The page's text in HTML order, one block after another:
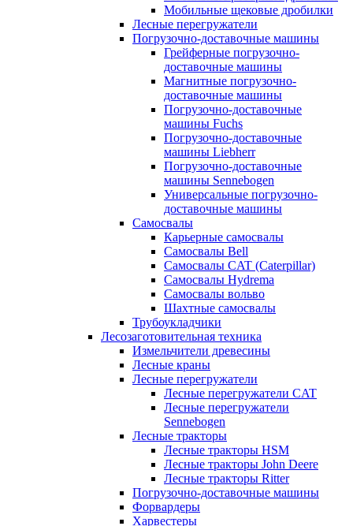
Мобильные щековые дробилки
Лесные перегружатели
Погрузочно-доставочные машины
Грейферные погрузочно-
доставочные машины
Магнитные погрузочно-
доставочные машины
Погрузочно-доставочные
машины Fuchs
Погрузочно-доставочные
машины Liebherr
Погрузочно-доставочные
машины Sennebogen
Универсальные погрузочно-
доставочные машины
Самосвалы
Карьерные самосвалы
Самосвалы Bell
Самосвалы CAT (Caterpillar)
Самосвалы Hydrema
Самосвалы вольво
Шахтные самосвалы
Трубоукладчики
Лесозаготовительная техника
Измельчители древесины
Лесные краны
Лесные перегружатели
Лесные перегружатели CAT
Лесные перегружатели
Sennebogen
Лесные тракторы
Лесные тракторы HSM
Лесные тракторы John Deere
Лесные тракторы Ritter
Погрузочно-доставочные машины
Форвардеры
Харвестеры